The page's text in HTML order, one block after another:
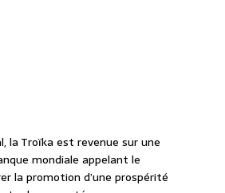
la Troïka est revenue sur une
mondiale appelant le
la promotion d’une prospérité